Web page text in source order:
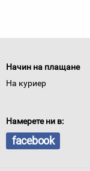
Начин на плащане
На куриер
Намерете ни в:
facebook